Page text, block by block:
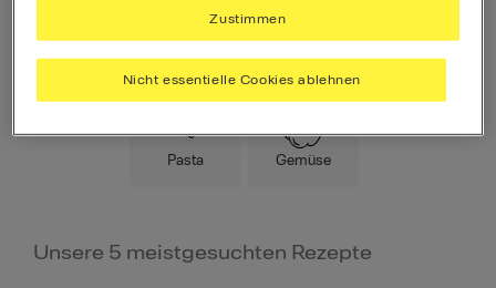
Hauptspeise Fleisch Low Carb
Pasta Gemüse
Unsere 5 meistgesuchten Rezepte
Nicht essentielle Cookies ablehnen
Zustimmen